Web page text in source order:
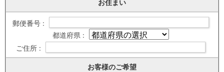
お住まい
郵便番号 :
都道府県 :
ご住所 :
お客様のご希望